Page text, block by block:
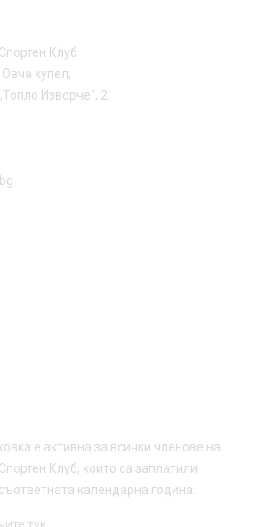
Клуб
купел,
Изворче“, 2
е активна за всички членове на
Клуб, които са заплатили
календарна година.
тук